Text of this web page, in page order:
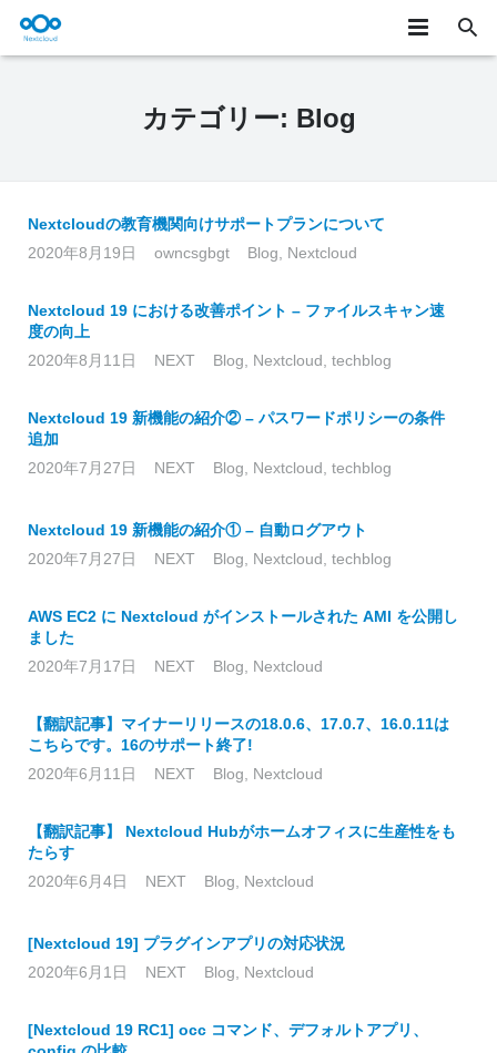
お知らせ/テックブログ
お問い合わせ
カテゴリー: Blog
Nextcloudの教育機関向けサポートプランについて
2020年8月19日
owncsgbgt Blog Nextcloud
Nextcloud 19 における改善ポイント – ファイルスキャン速
度の向上
2020年8月11日
NEXT Blog Nextcloud techblog
Nextcloud 19 新機能の紹介② – パスワードポリシーの条件
追加
2020年7月27日
NEXT Blog Nextcloud techblog
Nextcloud 19 新機能の紹介① – 自動ログアウト
2020年7月27日
NEXT Blog Nextcloud techblog
AWS EC2 に Nextcloud がインストールされた AMI を公開し
ました
2020年7月17日
NEXT Blog Nextcloud
【翻訳記事】マイナーリリースの18.0.6、17.0.7、16.0.11は
こちらです。16のサポート終了!
2020年6月11日
NEXT Blog Nextcloud
【翻訳記事】 Nextcloud Hubがホームオフィスに生産性をも
たらす
2020年6月4日
NEXT Blog Nextcloud
[Nextcloud 19] プラグインアプリの対応状況
2020年6月1日
NEXT Blog Nextcloud
[Nextcloud 19 RC1] occ コマンド、デフォルトアプリ、